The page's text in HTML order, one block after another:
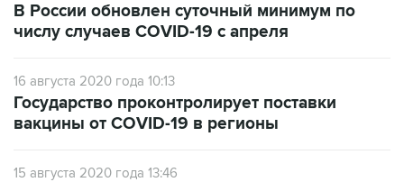
В России обновлен суточный минимум по
числу случаев COVID-19 с апреля
16 августа 2020 года 10:13
Государство проконтролирует поставки
вакцины от COVID-19 в регионы
15 августа 2020 года 13:46